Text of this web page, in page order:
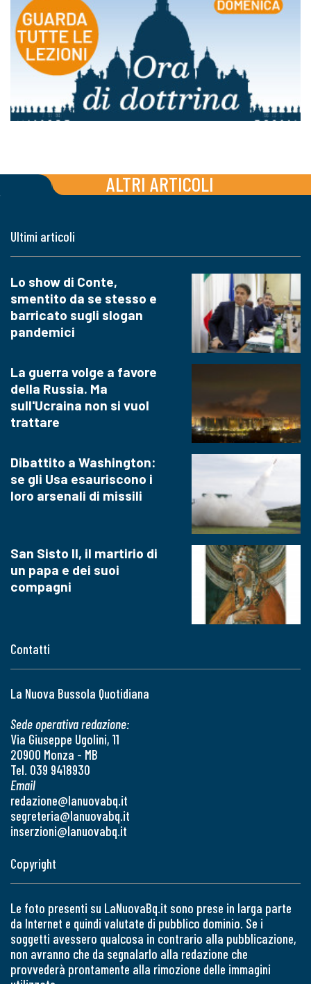
ALTRI ARTICOLI
Contatti
La Nuova Bussola Quotidiana
Sede operativa redazione:
Via Giuseppe Ugolini, 11
20900 Monza - MB
Tel. 039 9418930
Email
redazione@lanuovabq.it
segreteria@lanuovabq.it
inserzioni@lanuovabq.it
Ultimi articoli
Lo show di Conte,
smentito da se stesso e
barricato sugli slogan
pandemici
La guerra volge a favore
della Russia. Ma
sull'Ucraina non si vuol
trattare
Dibattito a Washington:
se gli Usa esauriscono i
loro arsenali di missili
San Sisto II, il martirio di
un papa e dei suoi
compagni
Copyright
Le foto presenti su LaNuovaBq.it sono prese in larga parte
da Internet e quindi valutate di pubblico dominio. Se i
soggetti avessero qualcosa in contrario alla pubblicazione,
non avranno che da segnalarlo alla redazione che
provvederà prontamente alla rimozione delle immagini